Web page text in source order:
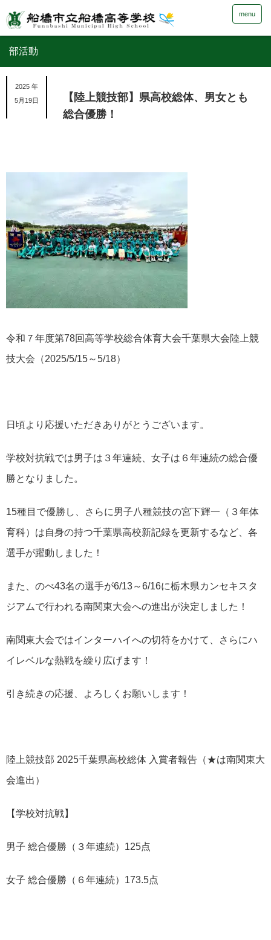
menu
部活動
2025 年
5月19日
【陸上競技部】県高校総体、男女とも
総合優勝！
令和７年度第78回高等学校総合体育大会千葉県大会陸上競
技大会（2025/5/15～5/18）
日頃より応援いただきありがとうございます。
学校対抗戦では男子は３年連続、女子は６年連続の総合優
勝となりました。
15種目で優勝し、さらに男子八種競技の宮下輝一（３年体
育科）は自身の持つ千葉県高校新記録を更新するなど、各
選手が躍動しました！
また、のべ43名の選手が6/13～6/16に栃木県カンセキスタ
ジアムで行われる南関東大会への進出が決定しました！
南関東大会ではインターハイへの切符をかけて、さらにハ
イレベルな熱戦を繰り広げます！
引き続きの応援、よろしくお願いします！
陸上競技部 2025千葉県高校総体 入賞者報告（★は南関東大
会進出）
【学校対抗戦】
男子 総合優勝（３年連続）125点
女子 総合優勝（６年連続）173.5点